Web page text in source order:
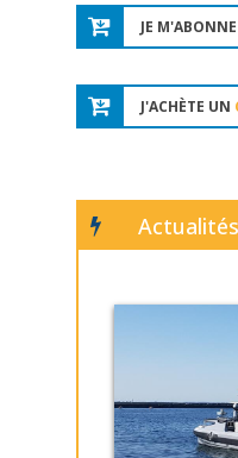
JE M'ABONNE
J'ACHÈTE UN
Actualités